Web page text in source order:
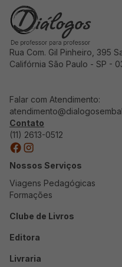
Rua Com. Gil Pinheiro, 395
Califórnia São Paulo - SP -
Falar com Atendimento:
Contato
(11) 2613-0512
Nossos Serviços
Viagens Pedagógicas
Formações
Clube de Livros
Editora
Livraria